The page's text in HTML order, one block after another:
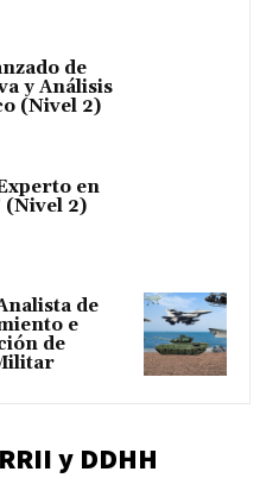
de
y Análisis
(Nivel 2)
en
(Nivel 2)
de
e
de
y DDHH